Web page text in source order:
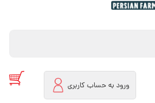
ورود به حساب کاربری